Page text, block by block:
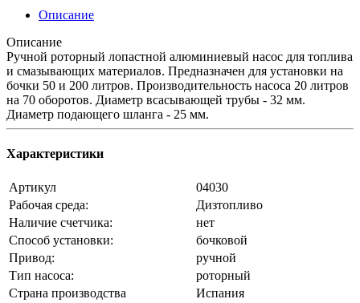
Описание
Описание
Ручной роторный лопастной алюминиевый насос для топлива
и смазывающих материалов. Предназначен для установки на
бочки 50 и 200 литров. Производительность насоса 20 литров
на 70 оборотов. Диаметр всасывающей трубы - 32 мм.
Диаметр подающего шланга - 25 мм.
Характеристики
Артикул
04030
Рабочая среда:
Дизтопливо
Наличие счетчика:
нет
Способ установки:
бочковой
Привод:
ручной
Тип насоса:
роторный
Страна производства
Испания